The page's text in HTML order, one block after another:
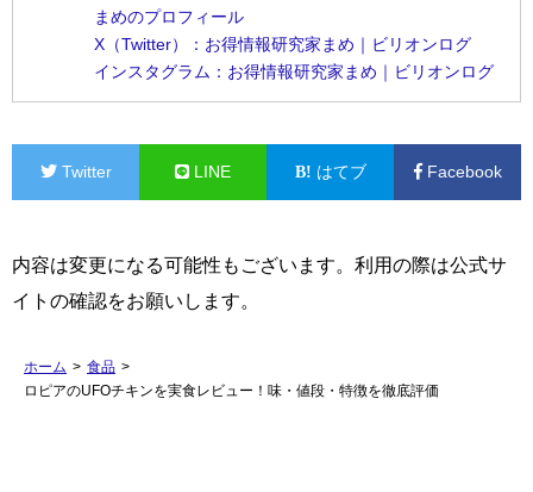
まめのプロフィール
X（Twitter）：お得情報研究家まめ｜ビリオンログ
インスタグラム：お得情報研究家まめ｜ビリオンログ
Twitter LINE はてブ Facebook
内容は変更になる可能性もございます。利用の際は公式サ
イトの確認をお願いします。
ホーム > 食品 >
ロピアのUFOチキンを実食レビュー！味・値段・特徴を徹底評価